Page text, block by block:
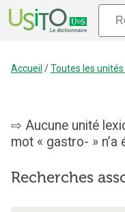
Accueil /Toutes les
Aucune unité
mot « gastro- » n’a
Recherches